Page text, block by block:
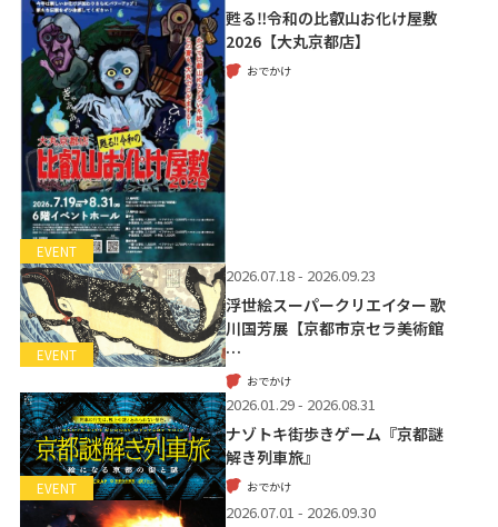
EVENT
甦る‼令和の比叡山お化け屋敷
2026【大丸京都店】
おでかけ
EVENT
2026.07.18 - 2026.09.23
浮世絵スーパークリエイター 歌
川国芳展【京都市京セラ美術館
…
おでかけ
EVENT
2026.01.29 - 2026.08.31
ナゾトキ街歩きゲーム『京都謎
解き列車旅』
おでかけ
2026.07.01 - 2026.09.30